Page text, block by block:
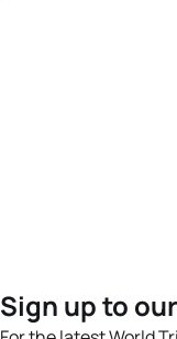
Sign up to